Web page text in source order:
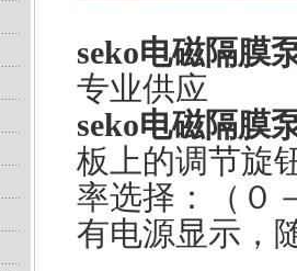
seko电磁隔膜
专业供应
seko电磁隔膜
板上的调节旋
率选择：（０
有电源显示，